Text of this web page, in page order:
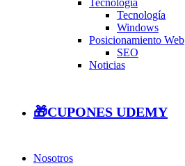
Tecnología
Tecnología
Windows
Posicionamiento Web
SEO
Noticias
🎁CUPONES UDEMY
Nosotros